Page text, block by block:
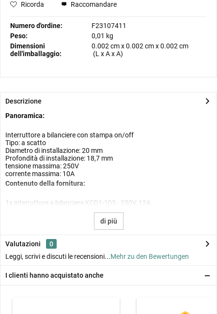
Ricorda Raccomandare
Numero d'ordine:
F23107411
Peso:
0,01 kg
Dimensioni
dell'imballaggio:
0.002 cmx0.002 cmx0.002 cm
(L x A x A)
Descrizione
Panoramica:
Interruttore a bilanciere con stampa on/off
Tipo: a scatto
Diametro di installazione: 20 mm
Profondità di installazione: 18,7 mm
tensione massima: 250V
corrente massima: 10A
Contenuto della fornitura:
1x interruttore a bilanciere KCD1-105 - 250V, 12A
di più
Valutazioni
0
Leggi, scrivi e discuti le recensioni...Mehr zu den Bewertungen
I clienti hanno acquistato anche